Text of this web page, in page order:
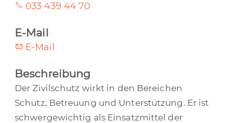
033 439 44 70
E-Mail
E-Mail
Beschreibung
Der Zivilschutz wirkt in den Bereichen
Schutz, Betreuung und Unterstützung. Er ist
schwergewichtig als Einsatzmittel der